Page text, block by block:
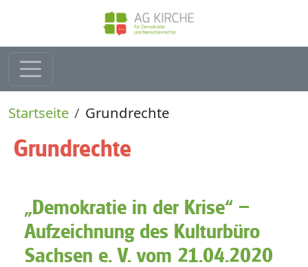
Direkt zum Inhalt
Pfadnavigation
Startseite Grundrechte
Grundrechte
„Demokratie in der Krise“ –
Aufzeichnung des Kulturbüro
Sachsen e. V. vom 21.04.2020